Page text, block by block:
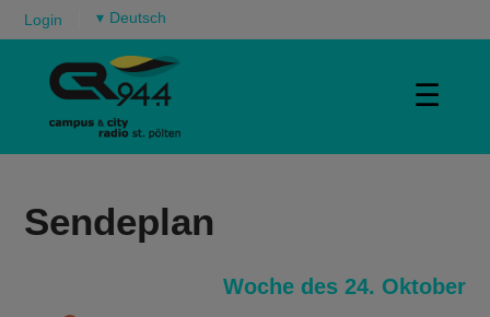
Login ▾
☰
Sendeplan
Woche des 24. Oktober